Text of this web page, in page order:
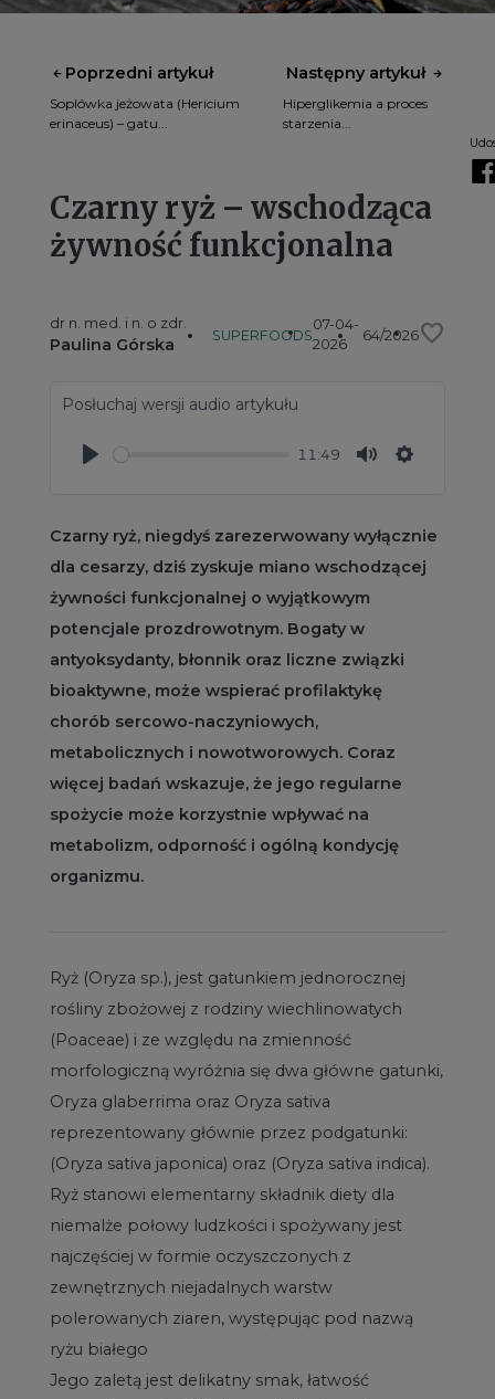
Poprzedni artykuł
Soplówka jeżowata (Hericium
erinaceus) – gatu...
Następny artykuł
Hiperglikemia a proces
starzenia...
Czarny ryż – wschodząca
żywność funkcjonalna
dr n. med. i n. o zdr.
Paulina Górska SUPERFOODS
07-04-
2026
64/2026favorite
Posłuchaj wersji audio artykułu
11:49
Czarny ryż, niegdyś zarezerwowany wyłącznie
dla cesarzy, dziś zyskuje miano wschodzącej
żywności funkcjonalnej o wyjątkowym
potencjale prozdrowotnym. Bogaty w
antyoksydanty, błonnik oraz liczne związki
bioaktywne, może wspierać profilaktykę
chorób sercowo-naczyniowych,
metabolicznych i nowotworowych. Coraz
więcej badań wskazuje, że jego regularne
spożycie może korzystnie wpływać na
metabolizm, odporność i ogólną kondycję
organizmu.
Ryż (Oryza sp.), jest gatunkiem jednorocznej
rośliny zbożowej z rodziny wiechlinowatych
(Poaceae) i ze względu na zmienność
morfologiczną wyróżnia się dwa główne gatunki,
Oryza glaberrima oraz Oryza sativa
reprezentowany głównie przez podgatunki:
(Oryza sativa japonica) oraz (Oryza sativa indica).
Ryż stanowi elementarny składnik diety dla
niemalże połowy ludzkości i spożywany jest
najczęściej w formie oczyszczonych z
zewnętrznych niejadalnych warstw
polerowanych ziaren, występując pod nazwą
ryżu białego
Jego zaletą jest delikatny smak, łatwość